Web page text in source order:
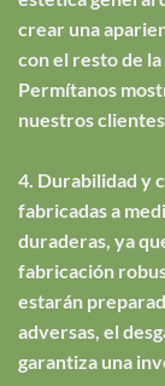
crear una
con el resto de
Permítanos
nuestros
4. Durabilidad y
fabricadas a
duraderas, ya
fabricación
estarán
adversas, el
garantiza una